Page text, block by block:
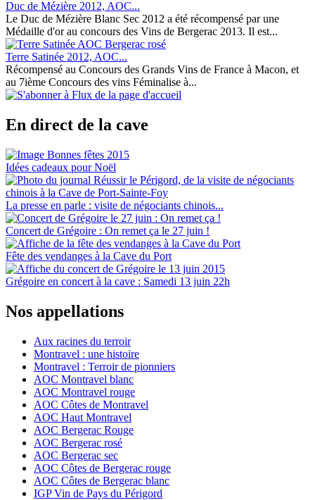
Duc de Mézière 2012, AOC...
Le Duc de Mézière Blanc Sec 2012 a été récompensé par une
Médaille d'or au concours des Vins de Bergerac 2013. Il est...
Terre Satinée 2012, AOC...
Récompensé au Concours des Grands Vins de France à Macon, et
au 7ième Concours des vins Féminalise à...
En direct de la cave
Idées cadeaux pour Noël
La presse en parle : visite de négociants chinois...
Concert de Grégoire : On remet ça le 27 juin !
Fête des vendanges à la Cave du Port
Grégoire en concert à la cave : Samedi 13 juin 22h
Nos appellations
Aux racines du terroir
Montravel : une histoire
Montravel : Terroir de pionniers
AOC Montravel blanc
AOC Montravel rouge
AOC Côtes de Montravel
AOC Haut Montravel
AOC Bergerac Rouge
AOC Bergerac rosé
AOC Bergerac sec
AOC Côtes de Bergerac rouge
AOC Côtes de Bergerac blanc
IGP Vin de Pays du Périgord